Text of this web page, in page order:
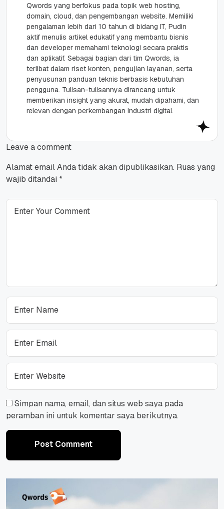
Qwords yang berfokus pada topik web hosting,
domain, cloud, dan pengembangan website. Memiliki
pengalaman lebih dari 10 tahun di bidang IT, Pudin
aktif menulis artikel edukatif yang membantu bisnis
dan developer memahami teknologi secara praktis
dan aplikatif. Sebagai bagian dari tim Qwords, ia
terlibat dalam riset konten, pengujian layanan, serta
penyusunan panduan teknis berbasis kebutuhan
pengguna. Tulisan-tulisannya dirancang untuk
memberikan insight yang akurat, mudah dipahami, dan
relevan dengan perkembangan industri digital.
Leave a comment
Alamat email Anda tidak akan dipublikasikan. Ruas yang
wajib ditandai *
Simpan nama, email, dan situs web saya pada
peramban ini untuk komentar saya berikutnya.
Post Comment